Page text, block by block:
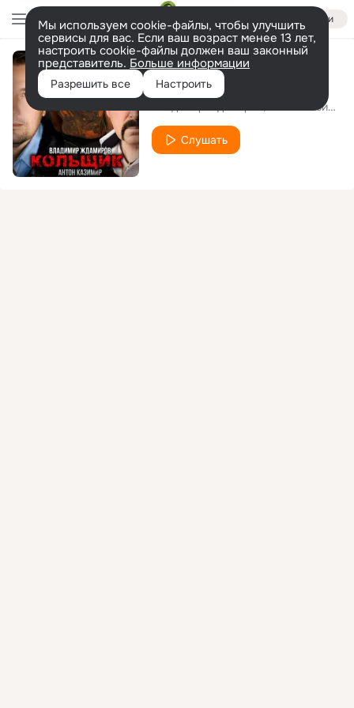
Войти
Мы используем cookie-файлы, чтобы улучшить
сервисы для вас. Если ваш возраст менее 13 лет,
настроить cookie-файлы должен ваш законный
представитель. Больше информации
Разрешить все Настроить
Кольщик
Антон Казимир
Слушать